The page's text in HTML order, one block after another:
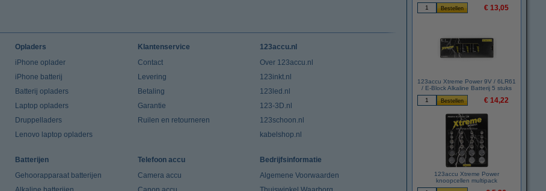
€ 13,05
123accu Xtreme Power 9V / 6LR61
/ E-Block Alkaline Batterij 5 stuks
€ 14,22
123accu Xtreme Power
knoopcellen multipack
Opladers
iPhone oplader
iPhone batterij
Batterij opladers
Laptop opladers
Druppelladers
Lenovo laptop opladers
Klantenservice
Contact
Levering
Betaling
Garantie
Ruilen en retourneren
123accu.nl
Over 123accu.nl
123inkt.nl
123led.nl
123-3D.nl
123schoon.nl
kabelshop.nl
Batterijen
Gehoorapparaat batterijen
Telefoon accu
Camera accu
Bedrijfsinformatie
Algemene Voorwaarden